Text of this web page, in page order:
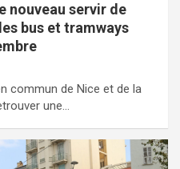
nouveau servir de
bus et tramways
commun de Nice et de la
une…